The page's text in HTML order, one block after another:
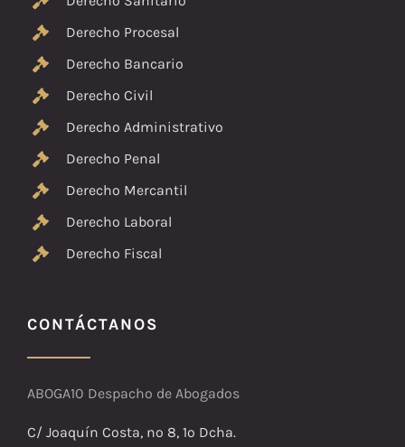
Derecho Procesal
Derecho Bancario
Derecho Civil
Derecho Administrativo
Derecho Penal
Derecho Mercantil
Derecho Laboral
Derecho Fiscal
CONTÁCTANOS
ABOGA10 Despacho de Abogados
C/ Joaquín Costa, nº 8, 1º Dcha.